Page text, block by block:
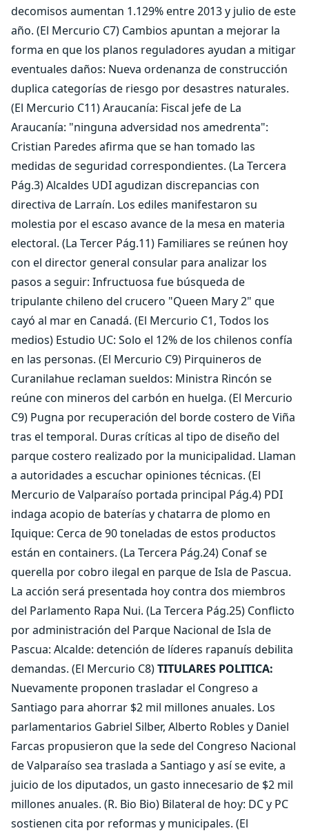
decomisos aumentan 1.129% entre 2013 y julio de este
año. (El Mercurio C7) Cambios apuntan a mejorar la
forma en que los planos reguladores ayudan a mitigar
eventuales daños: Nueva ordenanza de construcción
duplica categorías de riesgo por desastres naturales.
(El Mercurio C11) Araucanía: Fiscal jefe de La
Araucanía: "ninguna adversidad nos amedrenta":
Cristian Paredes afirma que se han tomado las
medidas de seguridad correspondientes. (La Tercera
Pág.3) Alcaldes UDI agudizan discrepancias con
directiva de Larraín. Los ediles manifestaron su
molestia por el escaso avance de la mesa en materia
electoral. (La Tercer Pág.11) Familiares se reúnen hoy
con el director general consular para analizar los
pasos a seguir: Infructuosa fue búsqueda de
tripulante chileno del crucero "Queen Mary 2" que
cayó al mar en Canadá. (El Mercurio C1, Todos los
medios) Estudio UC: Solo el 12% de los chilenos confía
en las personas. (El Mercurio C9) Pirquineros de
Curanilahue reclaman sueldos: Ministra Rincón se
reúne con mineros del carbón en huelga. (El Mercurio
C9) Pugna por recuperación del borde costero de Viña
tras el temporal. Duras críticas al tipo de diseño del
parque costero realizado por la municipalidad. Llaman
a autoridades a escuchar opiniones técnicas. (El
Mercurio de Valparaíso portada principal Pág.4) PDI
indaga acopio de baterías y chatarra de plomo en
Iquique: Cerca de 90 toneladas de estos productos
están en containers. (La Tercera Pág.24) Conaf se
querella por cobro ilegal en parque de Isla de Pascua.
La acción será presentada hoy contra dos miembros
del Parlamento Rapa Nui. (La Tercera Pág.25) Conflicto
por administración del Parque Nacional de Isla de
Pascua: Alcalde: detención de líderes rapanuís debilita
demandas. (El Mercurio C8)TITULARES POLITICA:
Nuevamente proponen trasladar el Congreso a
Santiago para ahorrar $2 mil millones anuales. Los
parlamentarios Gabriel Silber, Alberto Robles y Daniel
Farcas propusieron que la sede del Congreso Nacional
de Valparaíso sea traslada a Santiago y así se evite, a
juicio de los diputados, un gasto innecesario de $2 mil
millones anuales. (R. Bio Bio) Bilateral de hoy: DC y PC
sostienen cita por reformas y municipales. (El